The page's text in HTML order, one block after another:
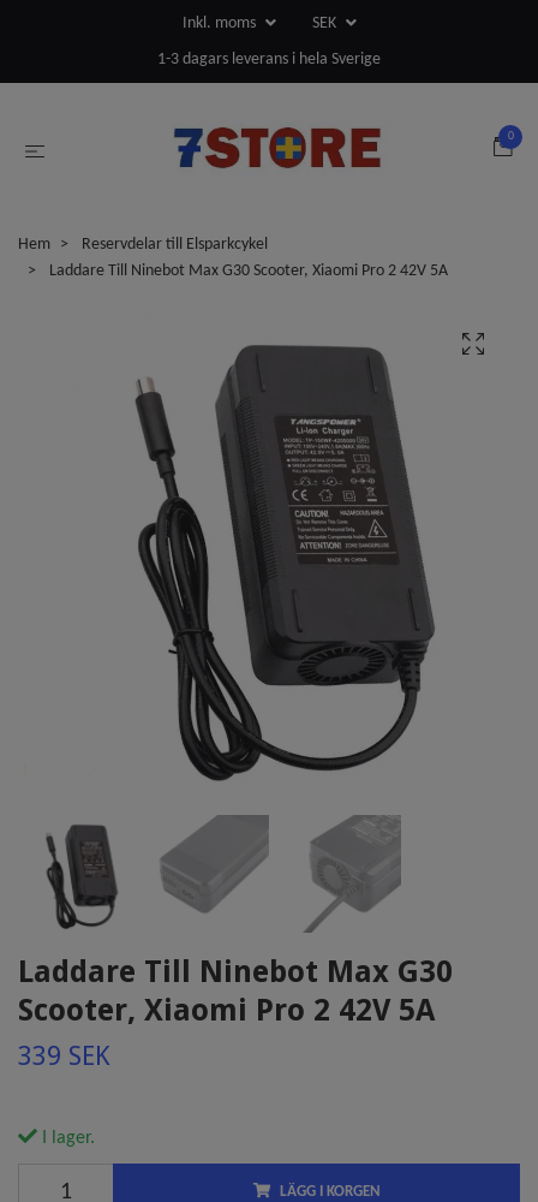
Inkl. moms
SEK
1-3 dagars leverans i hela Sverige
0
Hem
Reservdelar till Elsparkcykel
Laddare Till Ninebot Max G30 Scooter, Xiaomi Pro 2 42V 5A
Laddare Till Ninebot Max G30
Scooter, Xiaomi Pro 2 42V 5A
339 SEK
I lager.
LÄGG I KORGEN